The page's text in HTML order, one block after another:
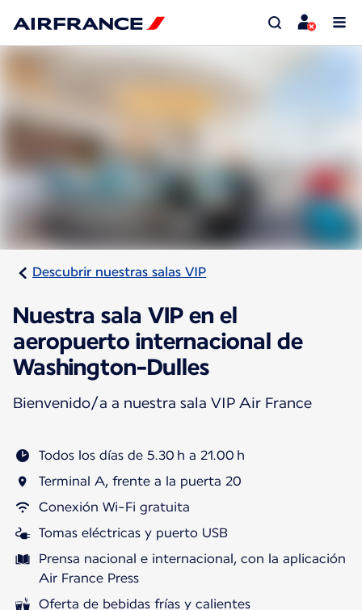
Descubrir nuestras salas VIP
Nuestra sala VIP en el
aeropuerto internacional de
Washington-Dulles
Bienvenido/a a nuestra sala VIP Air France
Todos los días de 5.30 h a 21.00 h
Terminal A, frente a la puerta 20
Conexión Wi-Fi gratuita
Tomas eléctricas y puerto USB
Prensa nacional e internacional, con la aplicación
Air France Press
Oferta de bebidas frías y calientes